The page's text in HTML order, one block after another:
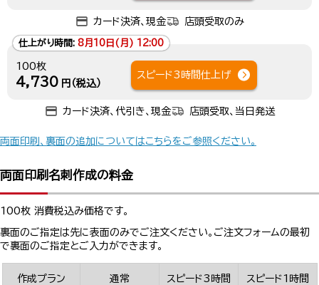
カード決済、現金 店頭受取のみ
仕上がり時間: 8月10日(月) 12:00
100枚
4,730 円（税込）
スピード3時間仕上げ
カード決済、代引き、現金 店頭受取、当日発送
両面印刷、裏面の追加についてはこちらをご参照ください。
両面印刷名刺作成の料金
100枚 消費税込み価格です。
裏面のご指定は先に表面のみでご注文ください。ご注文フォームの最初
で裏面のご指定とご入力ができます。
作成プラン 通常 スピード3時間 スピード1時間